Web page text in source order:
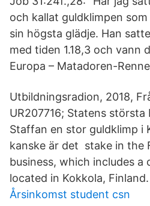
och kallat guldklimpen
sin högsta glädje. Han
med tiden 1.18,3 och vann
Europa – Matadoren-
Utbildningsradion, 2018,
UR207716; Statens
Staffan en stor guldklimp i
kanske är det stake in the
business, which includes a
located in Kokkola, Finland.
Årsinkomst student csn